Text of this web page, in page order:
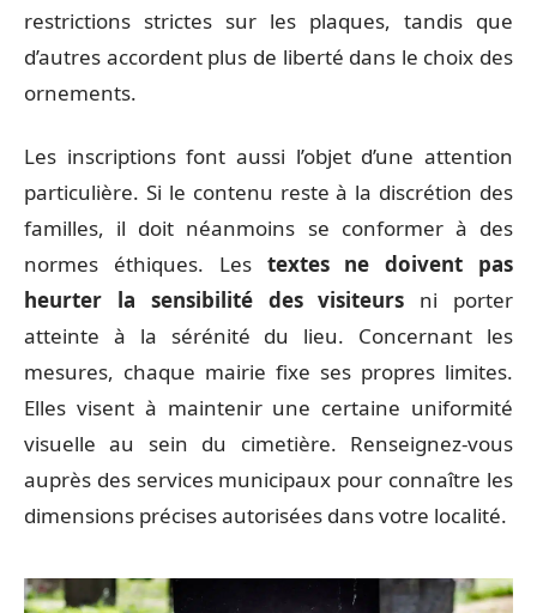
restrictions strictes sur les plaques, tandis que
d’autres accordent plus de liberté dans le choix des
ornements.
Les inscriptions font aussi l’objet d’une attention
particulière. Si le contenu reste à la discrétion des
familles, il doit néanmoins se conformer à des
normes éthiques. Les textes ne doivent pas
heurter la sensibilité des visiteurs ni porter
atteinte à la sérénité du lieu. Concernant les
mesures, chaque mairie fixe ses propres limites.
Elles visent à maintenir une certaine uniformité
visuelle au sein du cimetière. Renseignez-vous
auprès des services municipaux pour connaître les
dimensions précises autorisées dans votre localité.